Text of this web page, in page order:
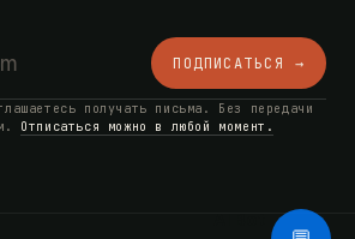
ПОДПИСАТЬСЯ →
получать письма. Без передачи
Отписаться можно в любой момент.